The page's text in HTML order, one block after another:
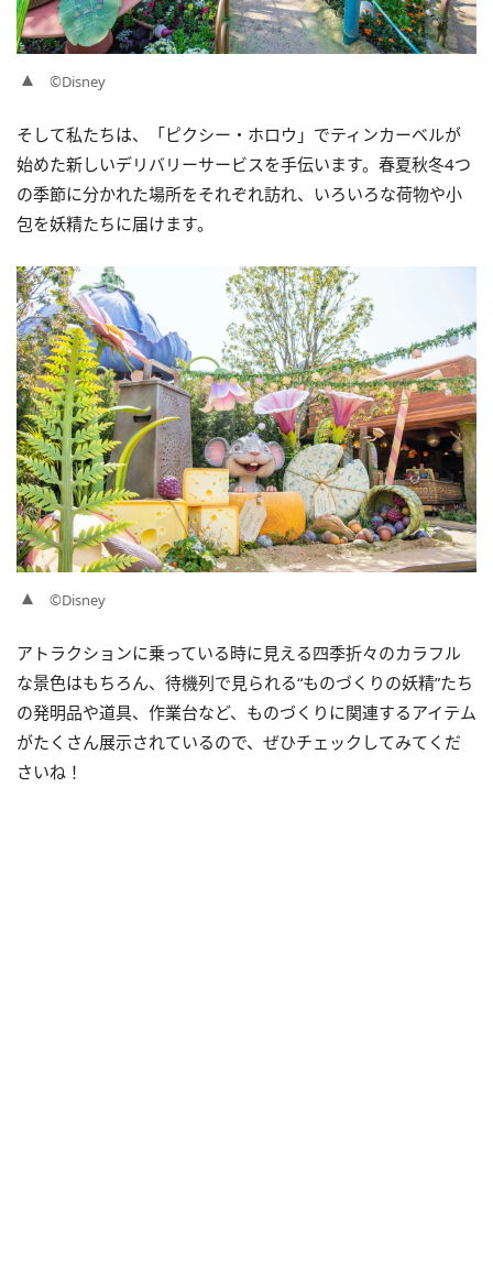
©Disney
そして私たちは、「ピクシー・ホロウ」でティンカーベルが
始めた新しいデリバリーサービスを手伝います。春夏秋冬4つ
の季節に分かれた場所をそれぞれ訪れ、いろいろな荷物や小
包を妖精たちに届けます。
©Disney
アトラクションに乗っている時に見える四季折々のカラフル
な景色はもちろん、待機列で見られる“ものづくりの妖精”たち
の発明品や道具、作業台など、ものづくりに関連するアイテム
がたくさん展示されているので、ぜひチェックしてみてくだ
さいね！